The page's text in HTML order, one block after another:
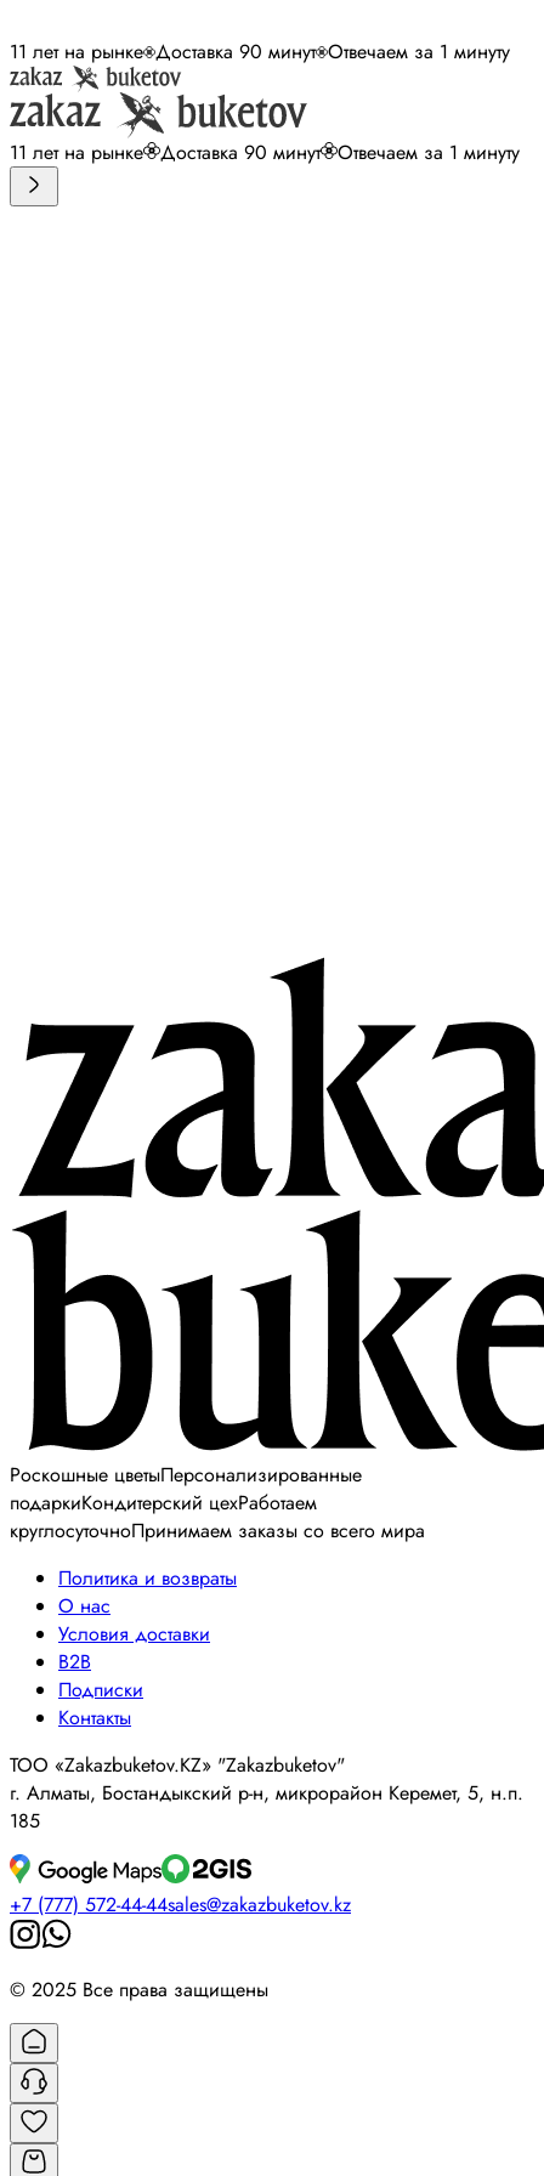
11 лет на рынке Доставка 90 минут Отвечаем за 1 минуту
11 лет на рынке Доставка 90 минут Отвечаем за 1 минуту
Роскошные цветыПерсонализированные
подаркиКондитерский цехРаботаем
круглосуточноПринимаем заказы со всего мира
Политика и возвраты
О нас
Условия доставки
B2B
Подписки
Контакты
ТОО «Zakazbuketov.KZ» "Zakazbuketov"
г. Алматы, Бостандыкский р-н, микрорайон Керемет, 5, н.п.
185
+7 (777) 572-44-44sales@zakazbuketov.kz
© 2025 Все права защищены